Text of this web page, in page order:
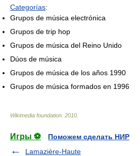
Categorías:
Grupos de música electrónica
Grupos de trip hop
Grupos de música del Reino Unido
Dúos de música
Grupos de música de los años 1990
Grupos de música formados en 1996
Wikimedia foundation 2010
Игры ⚽
Поможем сделать НИР
Lamazière-Haute